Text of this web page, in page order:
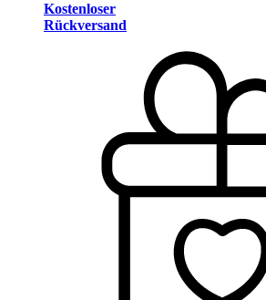
Kostenloser
Rückversand